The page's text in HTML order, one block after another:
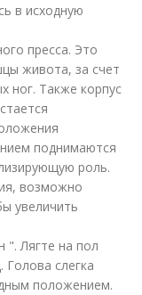
в исходную
пресса. Это
живота, за счет
ног. Также корпус
поднимаются
роль.
возможно
увеличить
". Лягте на пол
Голова слегка
положением.